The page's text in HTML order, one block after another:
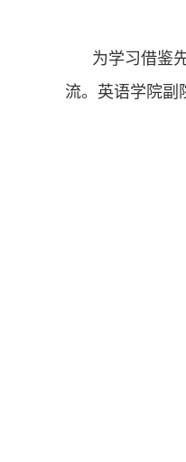
为学习借鉴
流。英语学院副